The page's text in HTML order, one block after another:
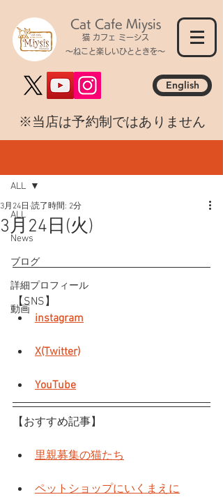
Cat Cafe Miysis
猫 カフェ ミーシス
～ねこと楽しいひとときを～
English
​※当店は予約制ではありません
ALL
News
ブログ
詳細プロフィール
動画
ALL
3月24日(火)
3月24日 読了時間: 2分
【SNS】
instagram
X(Twitter)
YouTube
【おすすめ記事】
里親募集の猫たち
ペットショップにいくまえに